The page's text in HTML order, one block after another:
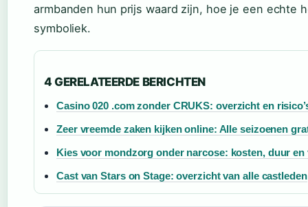
armbanden hun prijs waard zijn, hoe je een echte
symboliek.
4 GERELATEERDE BERICHTEN
Casino 020 .com zonder CRUKS: overzicht en
Zeer vreemde zaken kijken online: Alle seizoenen
Kies voor mondzorg onder narcose: kosten, duur en
Cast van Stars on Stage: overzicht van alle castleden